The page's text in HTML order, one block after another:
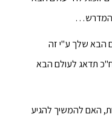
המדרש…
הבא שלך ע"י זה
תדאג לעולם הבא
האם להמשיך להגיע